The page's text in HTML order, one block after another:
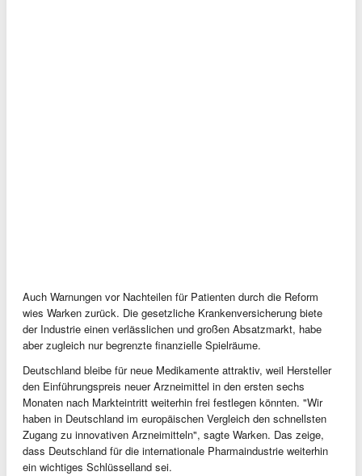
Auch Warnungen vor Nachteilen für Patienten durch die Reform
wies Warken zurück. Die gesetzliche Krankenversicherung biete
der Industrie einen verlässlichen und großen Absatzmarkt, habe
aber zugleich nur begrenzte finanzielle Spielräume.
Deutschland bleibe für neue Medikamente attraktiv, weil Hersteller
den Einführungspreis neuer Arzneimittel in den ersten sechs
Monaten nach Markteintritt weiterhin frei festlegen könnten. "Wir
haben in Deutschland im europäischen Vergleich den schnellsten
Zugang zu innovativen Arzneimitteln", sagte Warken. Das zeige,
dass Deutschland für die internationale Pharmaindustrie weiterhin
ein wichtiges Schlüsselland sei.